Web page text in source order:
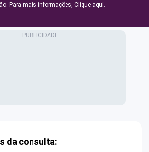
Para mais informações, Clique aqui.
da consulta: